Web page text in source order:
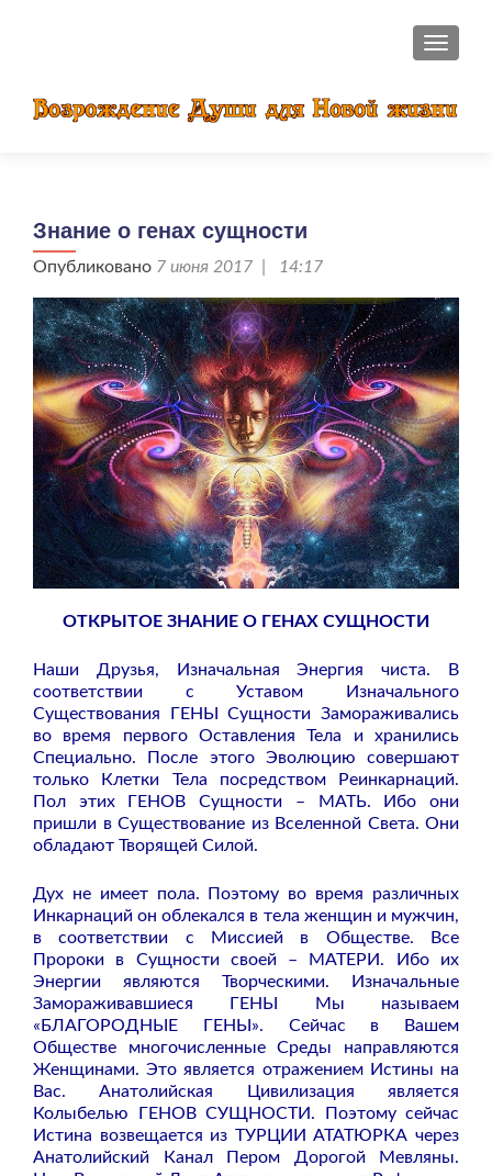
Знание о генах сущности
Опубликовано 7 июня 2017 | 14:17
ОТКРЫТОЕ ЗНАНИЕ О ГЕНАХ СУЩНОСТИ
Наши Друзья, Изначальная Энергия чиста. В
соответствии с Уставом Изначального
Существования ГЕНЫ Сущности Замораживались
во время первого Оставления Тела и хранились
Специально. После этого Эволюцию совершают
только Клетки Тела посредством Реинкарнаций.
Пол этих ГЕНОВ Сущности – МАТЬ. Ибо они
пришли в Существование из Вселенной Света. Они
обладают Творящей Силой.
Дух не имеет пола. Поэтому во время различных
Инкарнаций он облекался в тела женщин и мужчин,
в соответствии с Миссией в Обществе. Все
Пророки в Сущности своей – МАТЕРИ. Ибо их
Энергии являются Творческими. Изначальные
Замораживавшиеся ГЕНЫ Мы называем
«БЛАГОРОДНЫЕ ГЕНЫ». Сейчас в Вашем
Обществе многочисленные Среды направляются
Женщинами. Это является отражением Истины на
Вас. Анатолийская Цивилизация является
Колыбелью ГЕНОВ СУЩНОСТИ. Поэтому сейчас
Истина возвещается из ТУРЦИИ АТАТЮРКА через
Анатолийский Канал Пером Дорогой Мевляны.